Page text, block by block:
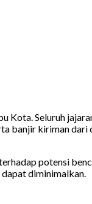
Kota. Seluruh
banjir kiriman dari
potensi
diminimalkan.